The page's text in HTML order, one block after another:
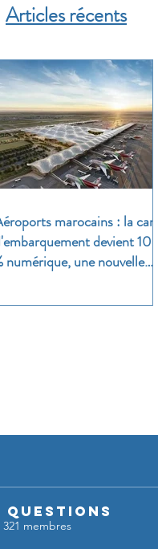
Articles récents
marocains : la carte
devient 100
numérique, une nouvelle
transport aérien
questions
321 membres